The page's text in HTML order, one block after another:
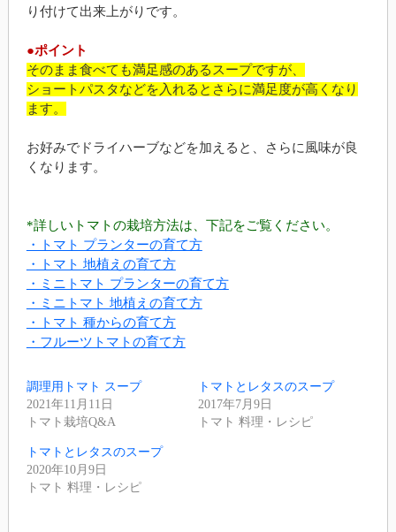
り付けて出来上がりです。
●ポイント
そのまま食べても満足感のあるスープですが、
ショートパスタなどを入れるとさらに満足度が高くなり
ます。
お好みでドライハーブなどを加えると、さらに風味が良
くなります。
*詳しいトマトの栽培方法は、下記をご覧ください。
・トマト プランターの育て方
・トマト 地植えの育て方
・ミニトマト プランターの育て方
・ミニトマト 地植えの育て方
・トマト 種からの育て方
・フルーツトマトの育て方
調理用トマト スープ
2021年11月11日
トマト栽培Q&A
トマトとレタスのスープ
2017年7月9日
トマト 料理・レシピ
トマトとレタスのスープ
2020年10月9日
トマト 料理・レシピ